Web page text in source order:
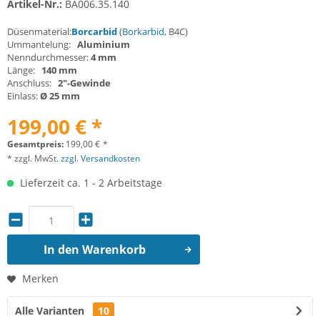
Artikel-Nr.: BA006.35.140
Düsenmaterial:Borcarbid(Borkarbid, B4C)
Ummantelung: Aluminium
Nenndurchmesser:4 mm
Länge: 140 mm
Anschluss: 2"-Gewinde
Einlass:Ø 25 mm
199,00 € *
Gesamtpreis: 199,00€ *
* zzgl. MwSt.zzgl. Versandkosten
Lieferzeit ca. 1 - 2 Arbeitstage
In den Warenkorb
Merken
Alle Varianten
10